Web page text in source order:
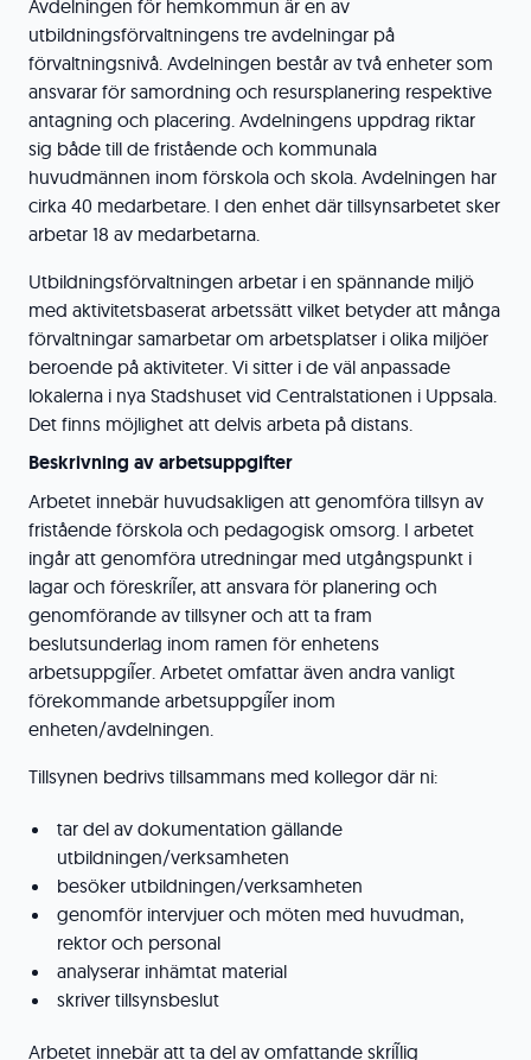
Avdelningen för hemkommun är en av
utbildningsförvaltningens tre avdelningar på
förvaltningsnivå. Avdelningen består av två enheter som
ansvarar för samordning och resursplanering respektive
antagning och placering. Avdelningens uppdrag riktar
sig både till de fristående och kommunala
huvudmännen inom förskola och skola. Avdelningen har
cirka 40 medarbetare. I den enhet där tillsynsarbetet sker
arbetar 18 av medarbetarna.
Utbildningsförvaltningen arbetar i en spännande miljö
med aktivitetsbaserat arbetssätt vilket betyder att många
förvaltningar samarbetar om arbetsplatser i olika miljöer
beroende på aktiviteter. Vi sitter i de väl anpassade
lokalerna i nya Stadshuset vid Centralstationen i Uppsala.
Det finns möjlighet att delvis arbeta på distans.
Beskrivning av arbetsuppgifter
Arbetet innebär huvudsakligen att genomföra tillsyn av
fristående förskola och pedagogisk omsorg. I arbetet
ingår att genomföra utredningar med utgångspunkt i
lagar och föreskriĨer, att ansvara för planering och
genomförande av tillsyner och att ta fram
beslutsunderlag inom ramen för enhetens
arbetsuppgiĨer. Arbetet omfattar även andra vanligt
förekommande arbetsuppgiĨer inom
enheten/avdelningen.
Tillsynen bedrivs tillsammans med kollegor där ni:
tar del av dokumentation gällande
utbildningen/verksamheten
besöker utbildningen/verksamheten
genomför intervjuer och möten med huvudman,
rektor och personal
analyserar inhämtat material
skriver tillsynsbeslut
Arbetet innebär att ta del av omfattande skriĨlig